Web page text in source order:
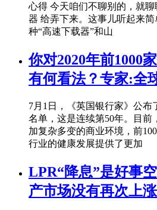
心得 今天咱们不聊别的，就
器 给弄下来。这事儿听起来
种“高速下载器”和山
你对2020年前1000
有何看法？专家:全
7月1日，《英国银行家》公布
名单，这是连续第50年。目前
加复杂多变的商业环境，前
行业的健康发展提供了更加
LPR“降息”是好事
产市场没有再次上